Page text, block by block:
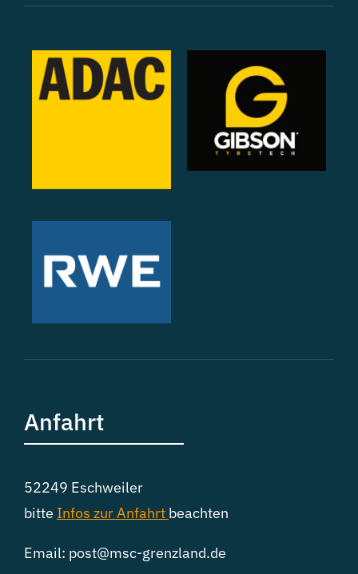
Anfahrt
52249 Eschweiler
bitte Infos zurAnfahrt beachten
Email: post@msc-grenzland.de